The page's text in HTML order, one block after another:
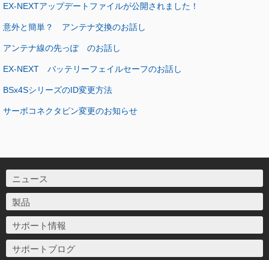
EX-NEXTアップデートファイルが公開されました！
意外と簡単？ アンテナ交換のお話し
アンテナ線の先っぽ のお話し
EX-NEXT バッテリーフェイルセーフのお話し
BSx4SシリーズのID変更方法
サーボコネクタピン変更のお知らせ
ニュース
製品
サポート情報
サポートブログ